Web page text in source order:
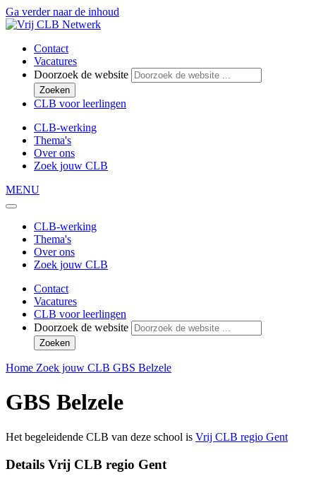
Ga verder naar de inhoud
Contact
Vacatures
Doorzoek de website
Zoeken
CLB voor leerlingen
CLB-werking
Thema's
Over ons
Zoek jouw CLB
MENU
CLB-werking
Thema's
Over ons
Zoek jouw CLB
Contact
Vacatures
CLB voor leerlingen
Doorzoek de website
Zoeken
Home Zoek jouw CLB GBS Belzele
GBS Belzele
Het begeleidende CLB van deze school is Vrij CLB regio Gent
Details Vrij CLB regio Gent